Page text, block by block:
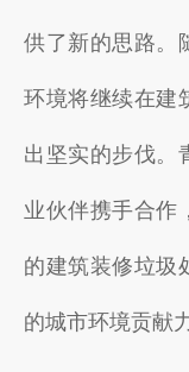
供了新的思路。
环境将继续在建
出坚实的步伐。
业伙伴携手合作
的建筑装修垃圾
的城市环境贡献